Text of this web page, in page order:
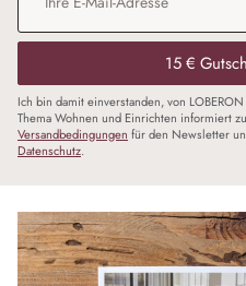
15 €
Ich bin damit einverstanden, von
Thema Wohnen und Einrichten informiert
Versandbedingungen für den Newsletter
Datenschutz.